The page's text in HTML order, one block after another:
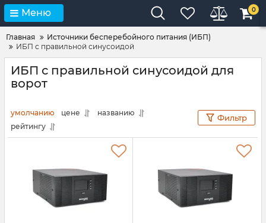
Меню 0
Главная
Источники бесперебойного питания (ИБП)
ИБП с правильной синусоидой
ИБП с правильной синусоидой для
ворот
умолчанию цене
названию
рейтингу
Фильтр